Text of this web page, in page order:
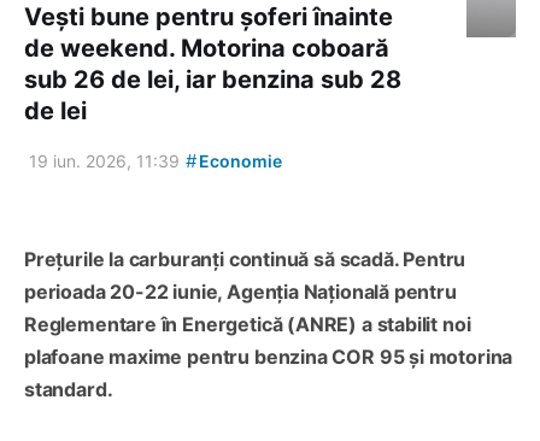
Vești bune pentru șoferi înainte
de weekend. Motorina coboară
sub 26 de lei, iar benzina sub 28
de lei
19 iun. 2026, 11:39 #Economie
Prețurile la carburanți continuă să scadă. Pentru
perioada 20-22 iunie, Agenția Națională pentru
Reglementare în Energetică (ANRE) a stabilit noi
plafoane maxime pentru benzina COR 95 și motorina
standard.